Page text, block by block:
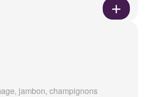
jambon, champignons